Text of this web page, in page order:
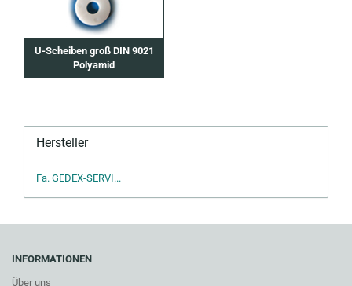
U-Scheiben groß DIN 9021
Polyamid
Hersteller
Fa. GEDEX-SERVI...
INFORMATIONEN
Über uns